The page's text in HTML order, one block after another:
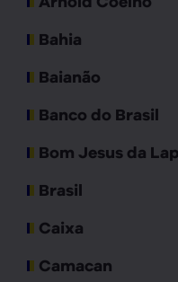
Bahia
Baianão
Banco do Brasil
Bom Jesus da
Brasil
Caixa
Camacan